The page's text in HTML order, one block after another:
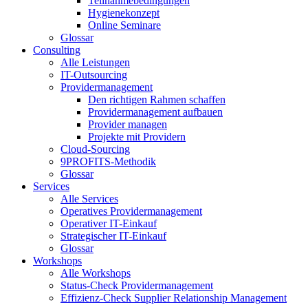
Hygienekonzept
Online Seminare
Glossar
Consulting
Alle Leistungen
IT-Outsourcing
Providermanagement
Den richtigen Rahmen schaffen
Providermanagement aufbauen
Provider managen
Projekte mit Providern
Cloud-Sourcing
9PROFITS-Methodik
Glossar
Services
Alle Services
Operatives Providermanagement
Operativer IT-Einkauf
Strategischer IT-Einkauf
Glossar
Workshops
Alle Workshops
Status-Check Providermanagement
Effizienz-Check Supplier Relationship Management